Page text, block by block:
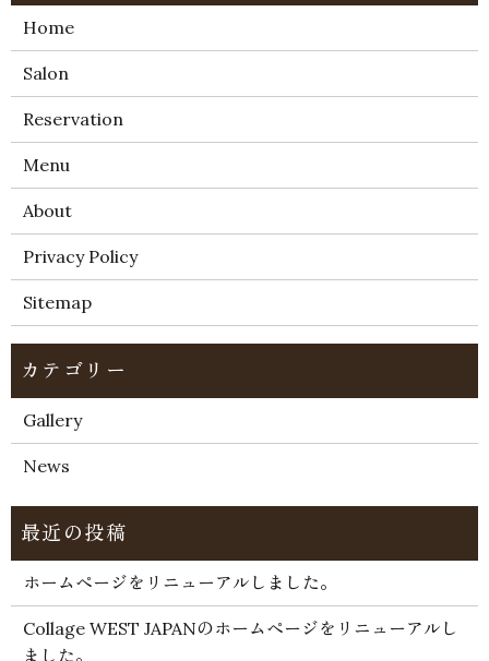
Home
Salon
Reservation
Menu
About
Privacy Policy
Sitemap
Gallery
News
ホームページをリニューアルしました。
Collage WEST JAPANのホームページをリニューアルし
ました。